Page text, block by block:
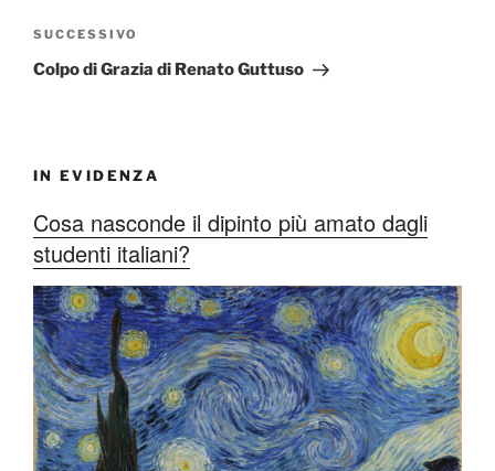
Articolo
successivo
SUCCESSIVO
Colpo di Grazia di Renato Guttuso
IN EVIDENZA
Cosa nasconde il dipinto più amato dagli
studenti italiani?